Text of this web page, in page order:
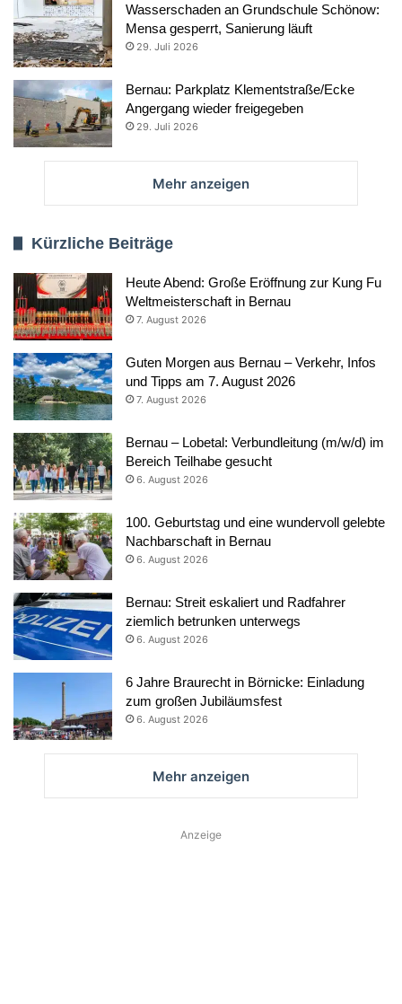
Wasserschaden an Grundschule Schönow:
Mensa gesperrt, Sanierung läuft
29. Juli 2026
Bernau: Parkplatz Klementstraße/Ecke
Angergang wieder freigegeben
29. Juli 2026
Mehr anzeigen
Kürzliche Beiträge
Heute Abend: Große Eröffnung zur Kung Fu
Weltmeisterschaft in Bernau
7. August 2026
Guten Morgen aus Bernau – Verkehr, Infos
und Tipps am 7. August 2026
7. August 2026
Bernau – Lobetal: Verbundleitung (m/w/d) im
Bereich Teilhabe gesucht
6. August 2026
100. Geburtstag und eine wundervoll gelebte
Nachbarschaft in Bernau
6. August 2026
Bernau: Streit eskaliert und Radfahrer
ziemlich betrunken unterwegs
6. August 2026
6 Jahre Braurecht in Börnicke: Einladung
zum großen Jubiläumsfest
6. August 2026
Mehr anzeigen
Anzeige